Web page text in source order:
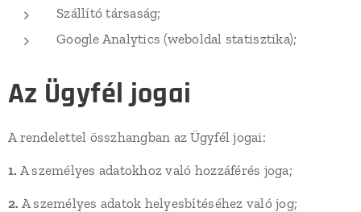
Szállító társaság;
Google Analytics (weboldal statisztika);
Az Ügyfél jogai
A rendelettel összhangban az Ügyfél jogai:
1. A személyes adatokhoz való hozzáférés joga;
2. A személyes adatok helyesbítéséhez való jog;